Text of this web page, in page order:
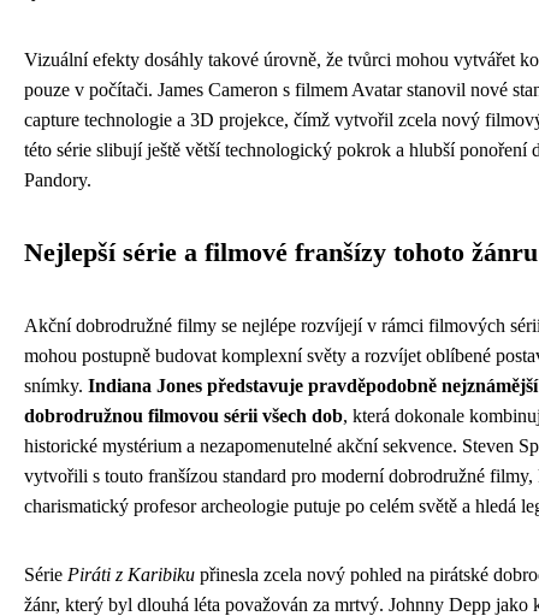
Vizuální efekty dosáhly takové úrovně, že tvůrci mohou vytvářet
pouze v počítači. James Cameron s filmem Avatar stanovil nové
capture technologie a 3D projekce, čímž vytvořil zcela nový
této série slibují ještě větší technologický pokrok a hlubší ponoření
Pandory.
Nejlepší série a filmové franšízy tohoto žánru
Akční dobrodružné filmy se nejlépe rozvíjejí v rámci filmových
mohou postupně budovat komplexní světy a rozvíjet oblíbené
snímky. Indiana Jones představuje pravděpodobně
dobrodružnou filmovou sérii všech dob, která dokonale
historické mystérium a nezapomenutelné akční sekvence. Steven
vytvořili s touto franšízou standard pro moderní dobrodružné
charismatický profesor archeologie putuje po celém světě a hledá
Série Piráti z Karibiku přinesla zcela nový pohled na pirátské
žánr, který byl dlouhá léta považován za mrtvý. Johnny Depp jako